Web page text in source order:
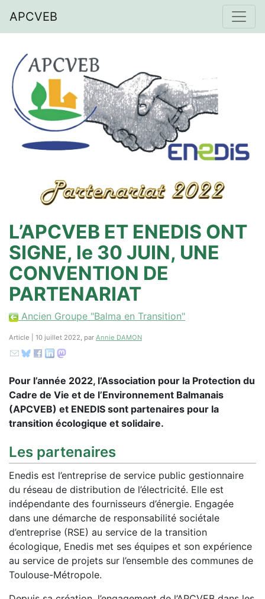
APCVEB
L’APCVEB ET ENEDIS ONT
SIGNE, le 30 JUIN, UNE
CONVENTION DE
PARTENARIAT
Ancien Groupe "Balma en Transition"
Article | 10 juillet 2022, par Annie DAMON
Pour l’année 2022, l’Association pour la Protection du
Cadre de Vie et de l’Environnement Balmanais
(APCVEB) et ENEDIS sont partenaires pour la
transition écologique et solidaire.
Les partenaires
Enedis est l’entreprise de service public gestionnaire
du réseau de distribution de l’électricité. Elle est
indépendante des fournisseurs d’énergie. Engagée
dans une démarche de responsabilité sociétale
d’entreprise (RSE) au service de la transition
écologique, Enedis met ses équipes et son expérience
au service de projets sur l’ensemble des communes de
Toulouse-Métropole.